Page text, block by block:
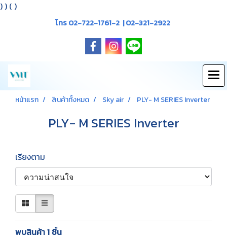
) ) ( )
โทร 02-722-1761-2 | 02-321-2922
หน้าแรก สินค้าทั้งหมด Sky air PLY- M SERIES Inverter
PLY- M SERIES Inverter
เรียงตาม
พบสินค้า 1 ชิ้น